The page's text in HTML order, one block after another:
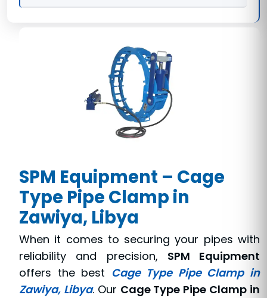
SPM Equipment – Cage
Type Pipe Clamp in
Zawiya, Libya
When it comes to securing your pipes with
reliability and precision, SPM Equipment
offers the best Cage Type Pipe Clamp in
Zawiya, Libya. Our Cage Type Pipe Clamp in